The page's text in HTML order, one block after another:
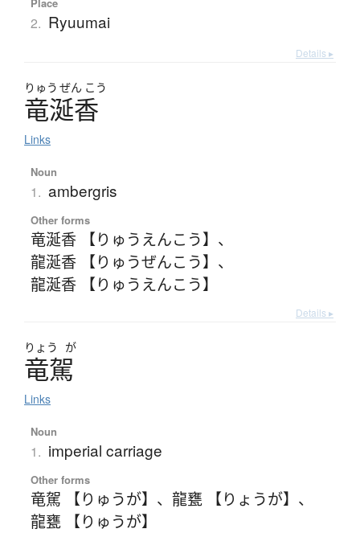
2. Ryuumai
Details ▸
りゅう ぜん こう
竜涎香
Links
Noun
1. ambergris
Other forms
竜涎香 【りゅうえんこう】 、
龍涎香 【りゅうぜんこう】 、
龍涎香 【りゅうえんこう】
Details ▸
りょう が
竜駕
Links
Noun
1. imperial carriage
Other forms
竜駕 【りゅうが】 、 龍甕 【りょうが】 、
龍甕 【りゅうが】